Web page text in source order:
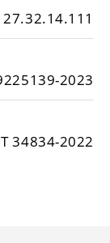
27.32.14.111
2023
34834-2022